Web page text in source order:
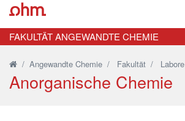
FAKULTÄT ANGEWANDTE CHEMIE
/ Angewandte Chemie / Fakultät / Labore
Anorganische Chemie